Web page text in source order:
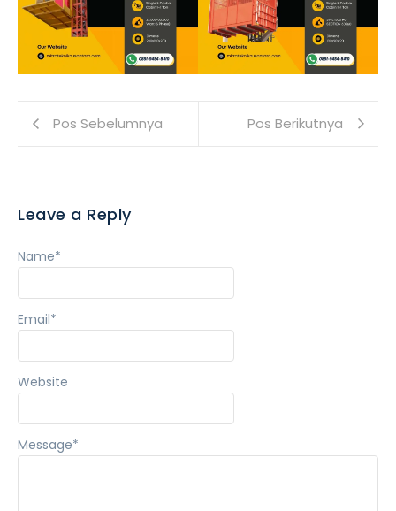
Pos Sebelumnya Pos Berikutnya
Leave a Reply
Message*
Name*
Email*
Website